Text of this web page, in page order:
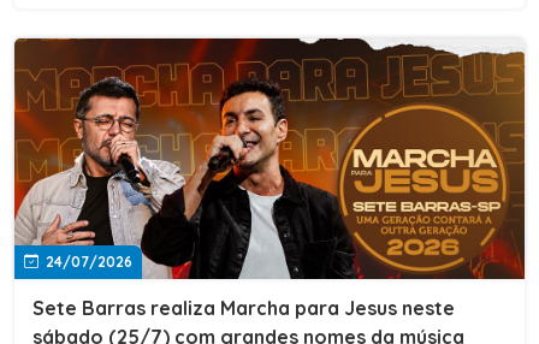
24/07/2026
Sete Barras realiza Marcha para Jesus neste
sábado (25/7) com grandes nomes da música